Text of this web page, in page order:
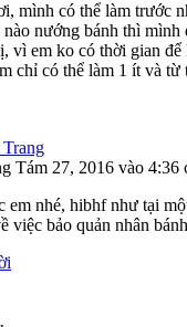
mình có thể làm trước
nướng bánh thì mình
vì em ko có thời gian để
chỉ có thể làm 1 ít và từ
Tám 27, 2016 vào 4:36
em nhé, hibhf như tại
việc bảo quản nhân